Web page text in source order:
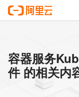
容器服务
件 的相关内